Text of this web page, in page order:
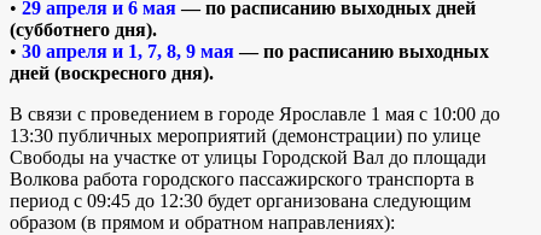
• 29 апреля и 6 мая— по расписанию выходных дней
(субботнего дня).
• 30 апреля и 1, 7, 8, 9 мая— по расписанию выходных
дней (воскресного дня).
В связи с проведением в городе Ярославле 1 мая с 10:00 до
13:30 публичных мероприятий (демонстрации) по улице
Свободы на участке от улицы Городской Вал до площади
Волкова работа городского пассажирского транспорта в
период с 09:45 до 12:30 будет организована следующим
образом (в прямом и обратном направлениях):